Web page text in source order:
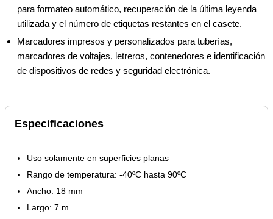
para formateo automático, recuperación de la última leyenda
utilizada y el número de etiquetas restantes en el casete.
Marcadores impresos y personalizados para tuberías,
marcadores de voltajes, letreros, contenedores e identificación
de dispositivos de redes y seguridad electrónica.
Especificaciones
Uso solamente en superficies planas
Rango de temperatura: -40ºC hasta 90ºC
Ancho: 18 mm
Largo: 7 m